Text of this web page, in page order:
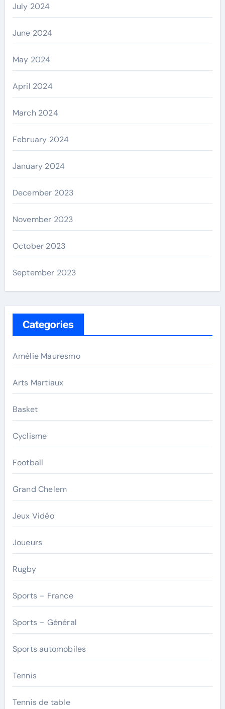
July 2024
June 2024
May 2024
April 2024
March 2024
February 2024
January 2024
December 2023
November 2023
October 2023
September 2023
Categories
Amélie Mauresmo
Arts Martiaux
Basket
Cyclisme
Football
Grand Chelem
Jeux Vidéo
Joueurs
Rugby
Sports – France
Sports – Général
Sports automobiles
Tennis
Tennis de table